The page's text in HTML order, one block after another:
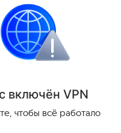
«Лиги
уверен,
в лучшую
увеличиваться.
включён VPN
чтобы всё работало